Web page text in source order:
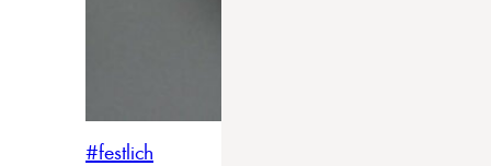
#festlich